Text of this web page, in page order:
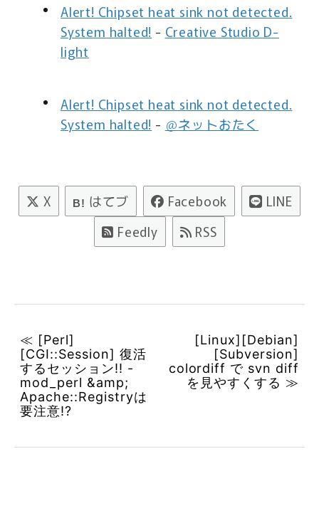
Alert! Chipset heat sink not detected.
System halted! - Creative Studio D-
light
Alert! Chipset heat sink not detected.
System halted! - ＠ネットおたく
X B! はてブ Facebook
LINE
Feedly
RSS
≪ [Perl]
[CGI::Session] 復活
するセッション!! -
mod_perl &amp;
Apache::Registryは
要注意!?
[Linux][Debian]
[Subversion]
colordiff で svn diff
を見やすくする ≫